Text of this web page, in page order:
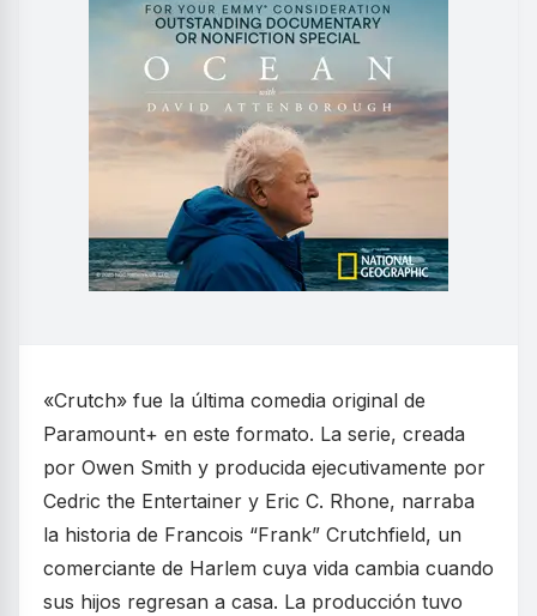
«Crutch» fue la última comedia original de
Paramount+ en este formato. La serie, creada
por Owen Smith y producida ejecutivamente por
Cedric the Entertainer y Eric C. Rhone, narraba
la historia de Francois “Frank” Crutchfield, un
comerciante de Harlem cuya vida cambia cuando
sus hijos regresan a casa. La producción tuvo